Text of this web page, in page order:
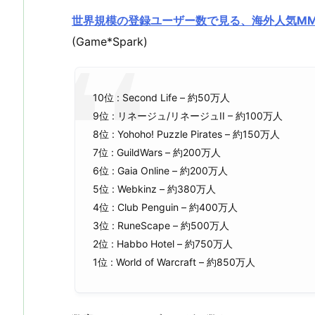
世界規模の登録ユーザー数で見る、海外人気
(Game*Spark)
10位 : Second Life – 約50万人
9位 : リネージュ/リネージュII – 約100万人
8位 : Yohoho! Puzzle Pirates – 約150万人
7位 : GuildWars – 約200万人
6位 : Gaia Online – 約200万人
5位 : Webkinz – 約380万人
4位 : Club Penguin – 約400万人
3位 : RuneScape – 約500万人
2位 : Habbo Hotel – 約750万人
1位 : World of Warcraft – 約850万人